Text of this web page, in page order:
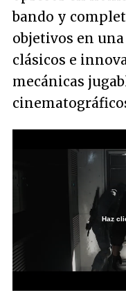
bando y
objetivos en
clásicos e
mecánicas
Loaded:
25.62%
Haz